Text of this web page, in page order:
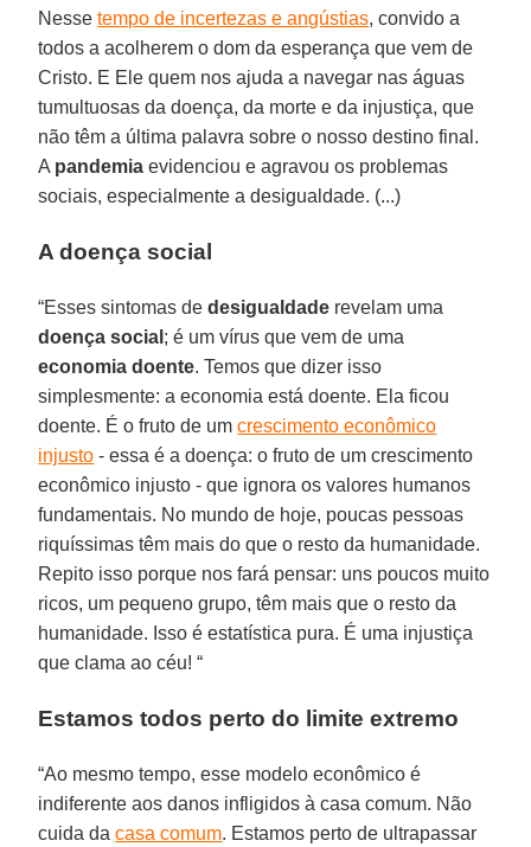
Nessetempo de incertezas e angústias, convido a
todos a acolherem o dom da esperança que vem de
Cristo. E Ele quem nos ajuda a navegar nas águas
tumultuosas da doença, da morte e da injustiça, que
não têm a última palavra sobre o nosso destino final.
A pandemia evidenciou e agravou os problemas
sociais, especialmente a desigualdade. (...)
A doença social
“Esses sintomas dedesigualdade revelam uma
doença social ; é um vírus que vem de uma
economia doente. Temos que dizer isso
simplesmente: a economia está doente. Ela ficou
doente. É o fruto de umcrescimento econômico
injusto - essa é a doença: o fruto de um crescimento
econômico injusto - que ignora os valores humanos
fundamentais. No mundo de hoje, poucas pessoas
riquíssimas têm mais do que o resto da humanidade.
Repito isso porque nos fará pensar: uns poucos muito
ricos, um pequeno grupo, têm mais que o resto da
humanidade. Isso é estatística pura. É uma injustiça
que clama ao céu! “
Estamos todos perto do limite extremo
“Ao mesmo tempo, esse modelo econômico é
indiferente aos danos infligidos à casa comum. Não
cuida dacasa comum. Estamos perto de ultrapassar